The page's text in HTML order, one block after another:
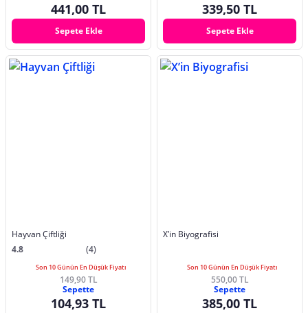
441,00 TL
Sepete Ekle
339,50 TL
Sepete Ekle
Hayvan Çiftliği
4.8
(4)
Son 10 Günün En Düşük Fiyatı
149,90 TL
Sepette
104,93 TL
X’in Biyografisi
Son 10 Günün En Düşük Fiyatı
550,00 TL
Sepette
385,00 TL